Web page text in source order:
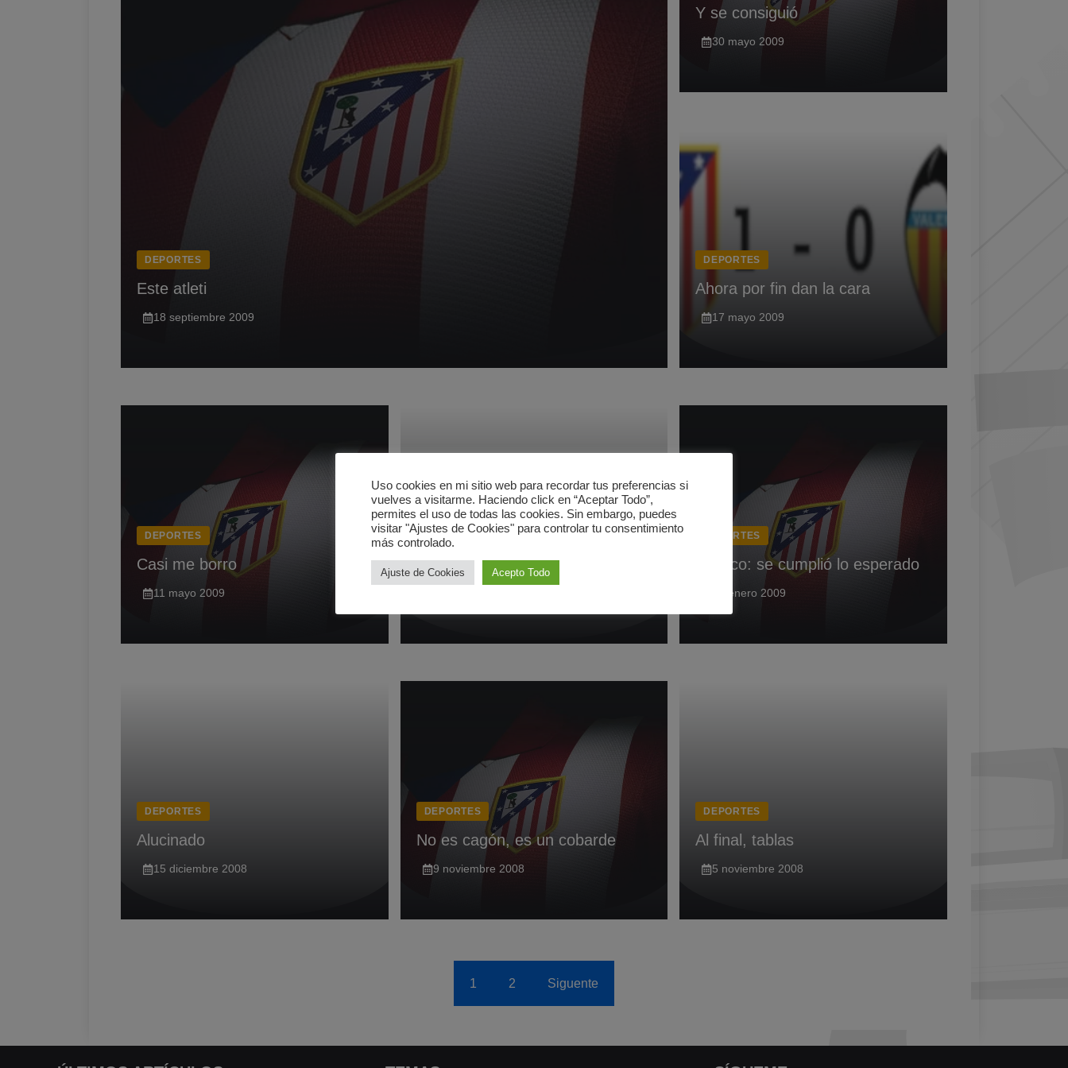
DEPORTES
Este atleti
18 septiembre 2009
Y se consiguió
30 mayo 2009
DEPORTES
Ahora por fin dan la cara
17 mayo 2009
DEPORTES
Casi me borro
11 mayo 2009
DEPORTES
Una semana buena
DEPORTES
Atlético: se cumplió lo esperado
15 enero 2009
DEPORTES
Alucinado
15 diciembre 2008
DEPORTES
No es cagón, es un cobarde
9 noviembre 2008
DEPORTES
Al final, tablas
5 noviembre 2008
1 2 Siguente
Uso cookies en mi sitio web para recordar tus preferencias si
vuelves a visitarme. Haciendo click en “Aceptar Todo”,
permites el uso de todas las cookies. Sin embargo, puedes
visitar "Ajustes de Cookies" para controlar tu consentimiento
más controlado.
Ajuste de Cookies Acepto Todo